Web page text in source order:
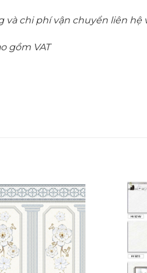
chi phí vận chuyển liên hệ
gồm VAT